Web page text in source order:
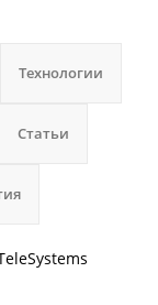
Технологии
Статьи